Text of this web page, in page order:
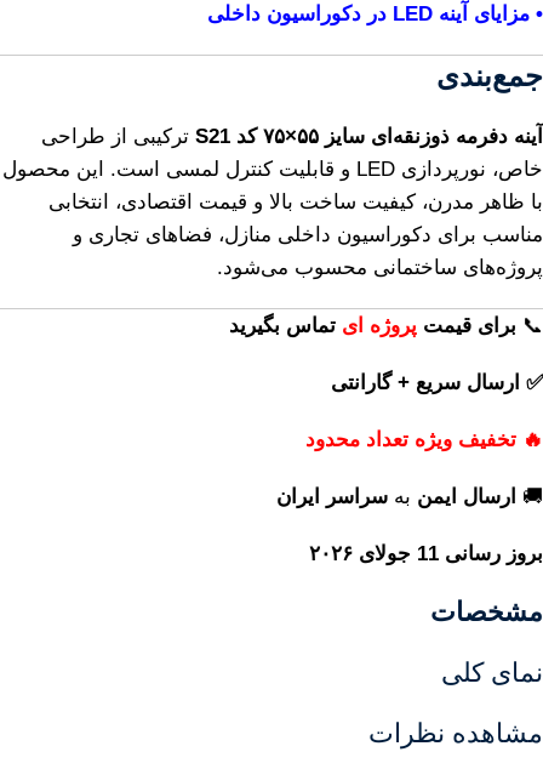
• مزایای آینه LED در دکوراسیون داخلی
جمع‌بندی
آینه دفرمه ذوزنقه‌ای سایز ۵۵×۷۵ کد S21
ترکیبی از طراحی
خاص، نورپردازی LED و قابلیت کنترل لمسی است. این محصول
با ظاهر مدرن، کیفیت ساخت بالا و قیمت اقتصادی، انتخابی
مناسب برای دکوراسیون داخلی منازل، فضاهای تجاری و
پروژه‌های ساختمانی محسوب می‌شود.
📞 برای قیمت پروژه ای تماس بگیرید
✅ ارسال سریع + گارانتی
🔥 تخفیف ویژه تعداد محدود
🚚 ارسال ایمن به سراسر ایران
بروز رسانی 11 جولای ۲۰۲۶
مشخصات
نمای کلی
مشاهده نظرات